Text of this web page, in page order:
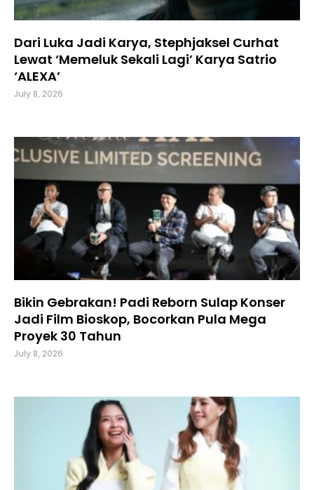
Dari Luka Jadi Karya, Stephjaksel Curhat
Lewat ‘Memeluk Sekali Lagi’ Karya Satrio
‘ALEXA’
July 8, 2026
Bikin Gebrakan! Padi Reborn Sulap Konser
Jadi Film Bioskop, Bocorkan Pula Mega
Proyek 30 Tahun
July 8, 2026